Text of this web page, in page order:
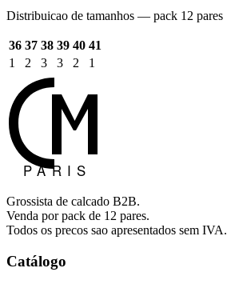
Distribuicao de tamanhos — pack 12 pares
36 37 38 39 40 41
1
2 3 3 2 1
Grossista de calcado B2B.
Venda por pack de 12 pares.
Todos os precos sao apresentados sem IVA.
Catálogo